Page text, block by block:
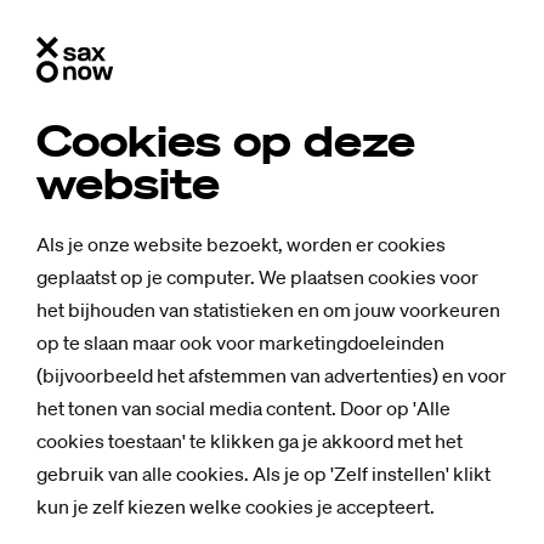
Cookies op deze
website
Als je onze website bezoekt, worden er cookies
geplaatst op je computer. We plaatsen cookies voor
het bijhouden van statistieken en om jouw voorkeuren
op te slaan maar ook voor marketingdoeleinden
(bijvoorbeeld het afstemmen van advertenties) en voor
het tonen van social media content. Door op 'Alle
cookies toestaan' te klikken ga je akkoord met het
gebruik van alle cookies. Als je op 'Zelf instellen' klikt
kun je zelf kiezen welke cookies je accepteert.
Mensen
Stu­dent Mar­vin
uit frus­tra­ties